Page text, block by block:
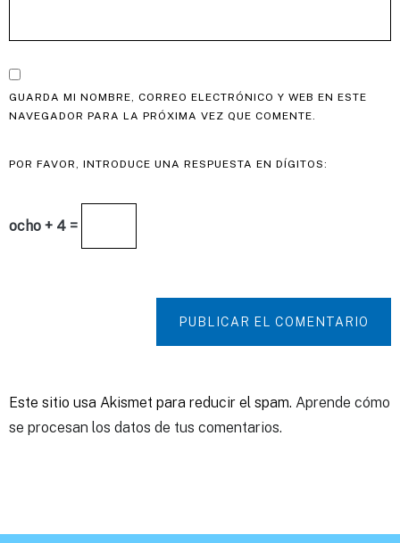
GUARDA MI NOMBRE, CORREO ELECTRÓNICO Y WEB EN ESTE
NAVEGADOR PARA LA PRÓXIMA VEZ QUE COMENTE.
POR FAVOR, INTRODUCE UNA RESPUESTA EN DÍGITOS:
ocho + 4 =
PUBLICAR EL COMENTARIO
Este sitio usa Akismet para reducir el spam. Aprende cómo
se procesan los datos de tus comentarios.